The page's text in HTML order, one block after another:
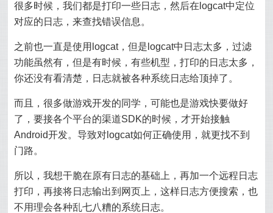
很多时候，我们都是打印一些日志，然后在logcat中定位
对应的日志，来查找错误信息。
之前也一直是使用logcat，但是logcat中日志太多，过滤
功能虽然有，但是有时候，有些机型，打印的日志太多，
你还没有看清楚，日志就被各种系统日志给顶掉了。
而且，很多做游戏开发的同学，可能也是游戏快要做好
了，要接各个平台的渠道SDK的时候，才开始接触
Android开发。导致对logcat如何正确使用，就更找不到
门路。
所以，我想干脆在原有日志的基础上，再加一个远程日志
打印，再接将日志输出到网页上，这样日志方便搜索，也
不用理会各种乱七八糟的系统日志。